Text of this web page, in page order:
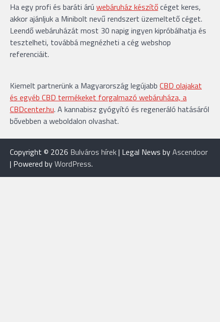
Ha egy profi és baráti árú webáruház készítőcéget keres,
akkor ajánljuk a Minibolt nevű rendszert üzemeltető céget.
Leendő webáruházát most 30 napig ingyen kipróbálhatja és
tesztelheti, továbbá megnézheti a cég webshop
referenciáit.
Kiemelt partnerünk a Magyarország legújabb CBD olajakat
és egyéb CBD termékeket forgalmazó webáruháza, a
CBDcenter.hu. A kannabisz gyógyító és regeneráló hatásáról
bővebben a weboldalon olvashat.
Copyright © 2026 Bulváros hírek| Legal News byAscendoor
| Powered byWordPress.